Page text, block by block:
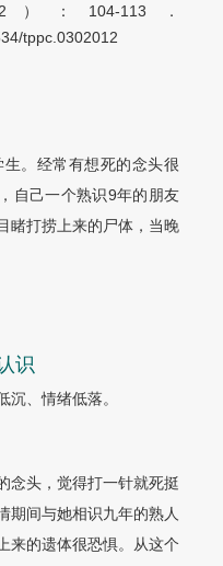
：104-113．
tppc.0302012
。经常有想死的念头很
自己一个熟识9年的朋友
睹打捞上来的尸体，当晚
识
沉、情绪低落。
念头，觉得打一针就死挺
期间与她相识九年的熟人
来的遗体很恐惧。从这个